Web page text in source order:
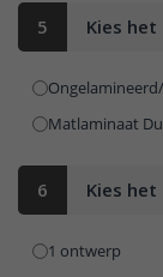
5 Kies
Matlaminaat
6 Kies
1 ontwerp